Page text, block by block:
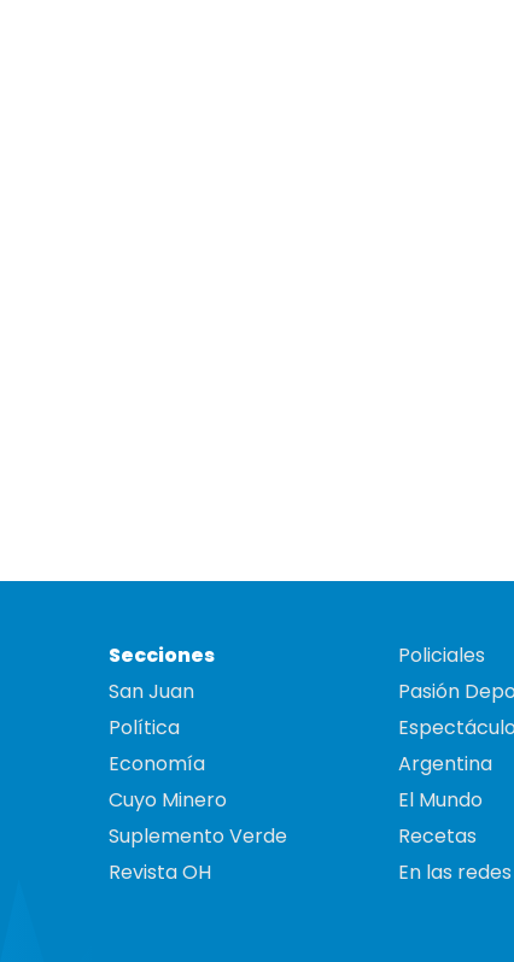
Secciones
San Juan
Política
Economía
Cuyo Minero
Suplemento Verde
Revista OH
Policiales
Pasión
Argentina
El Mundo
Recetas
En las redes